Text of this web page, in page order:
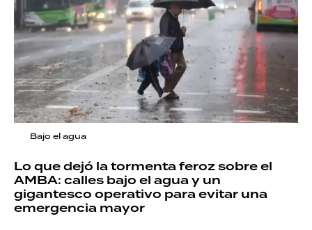
Bajo el agua
Lo que dejó la tormenta feroz sobre el
AMBA: calles bajo el agua y un
gigantesco operativo para evitar una
emergencia mayor